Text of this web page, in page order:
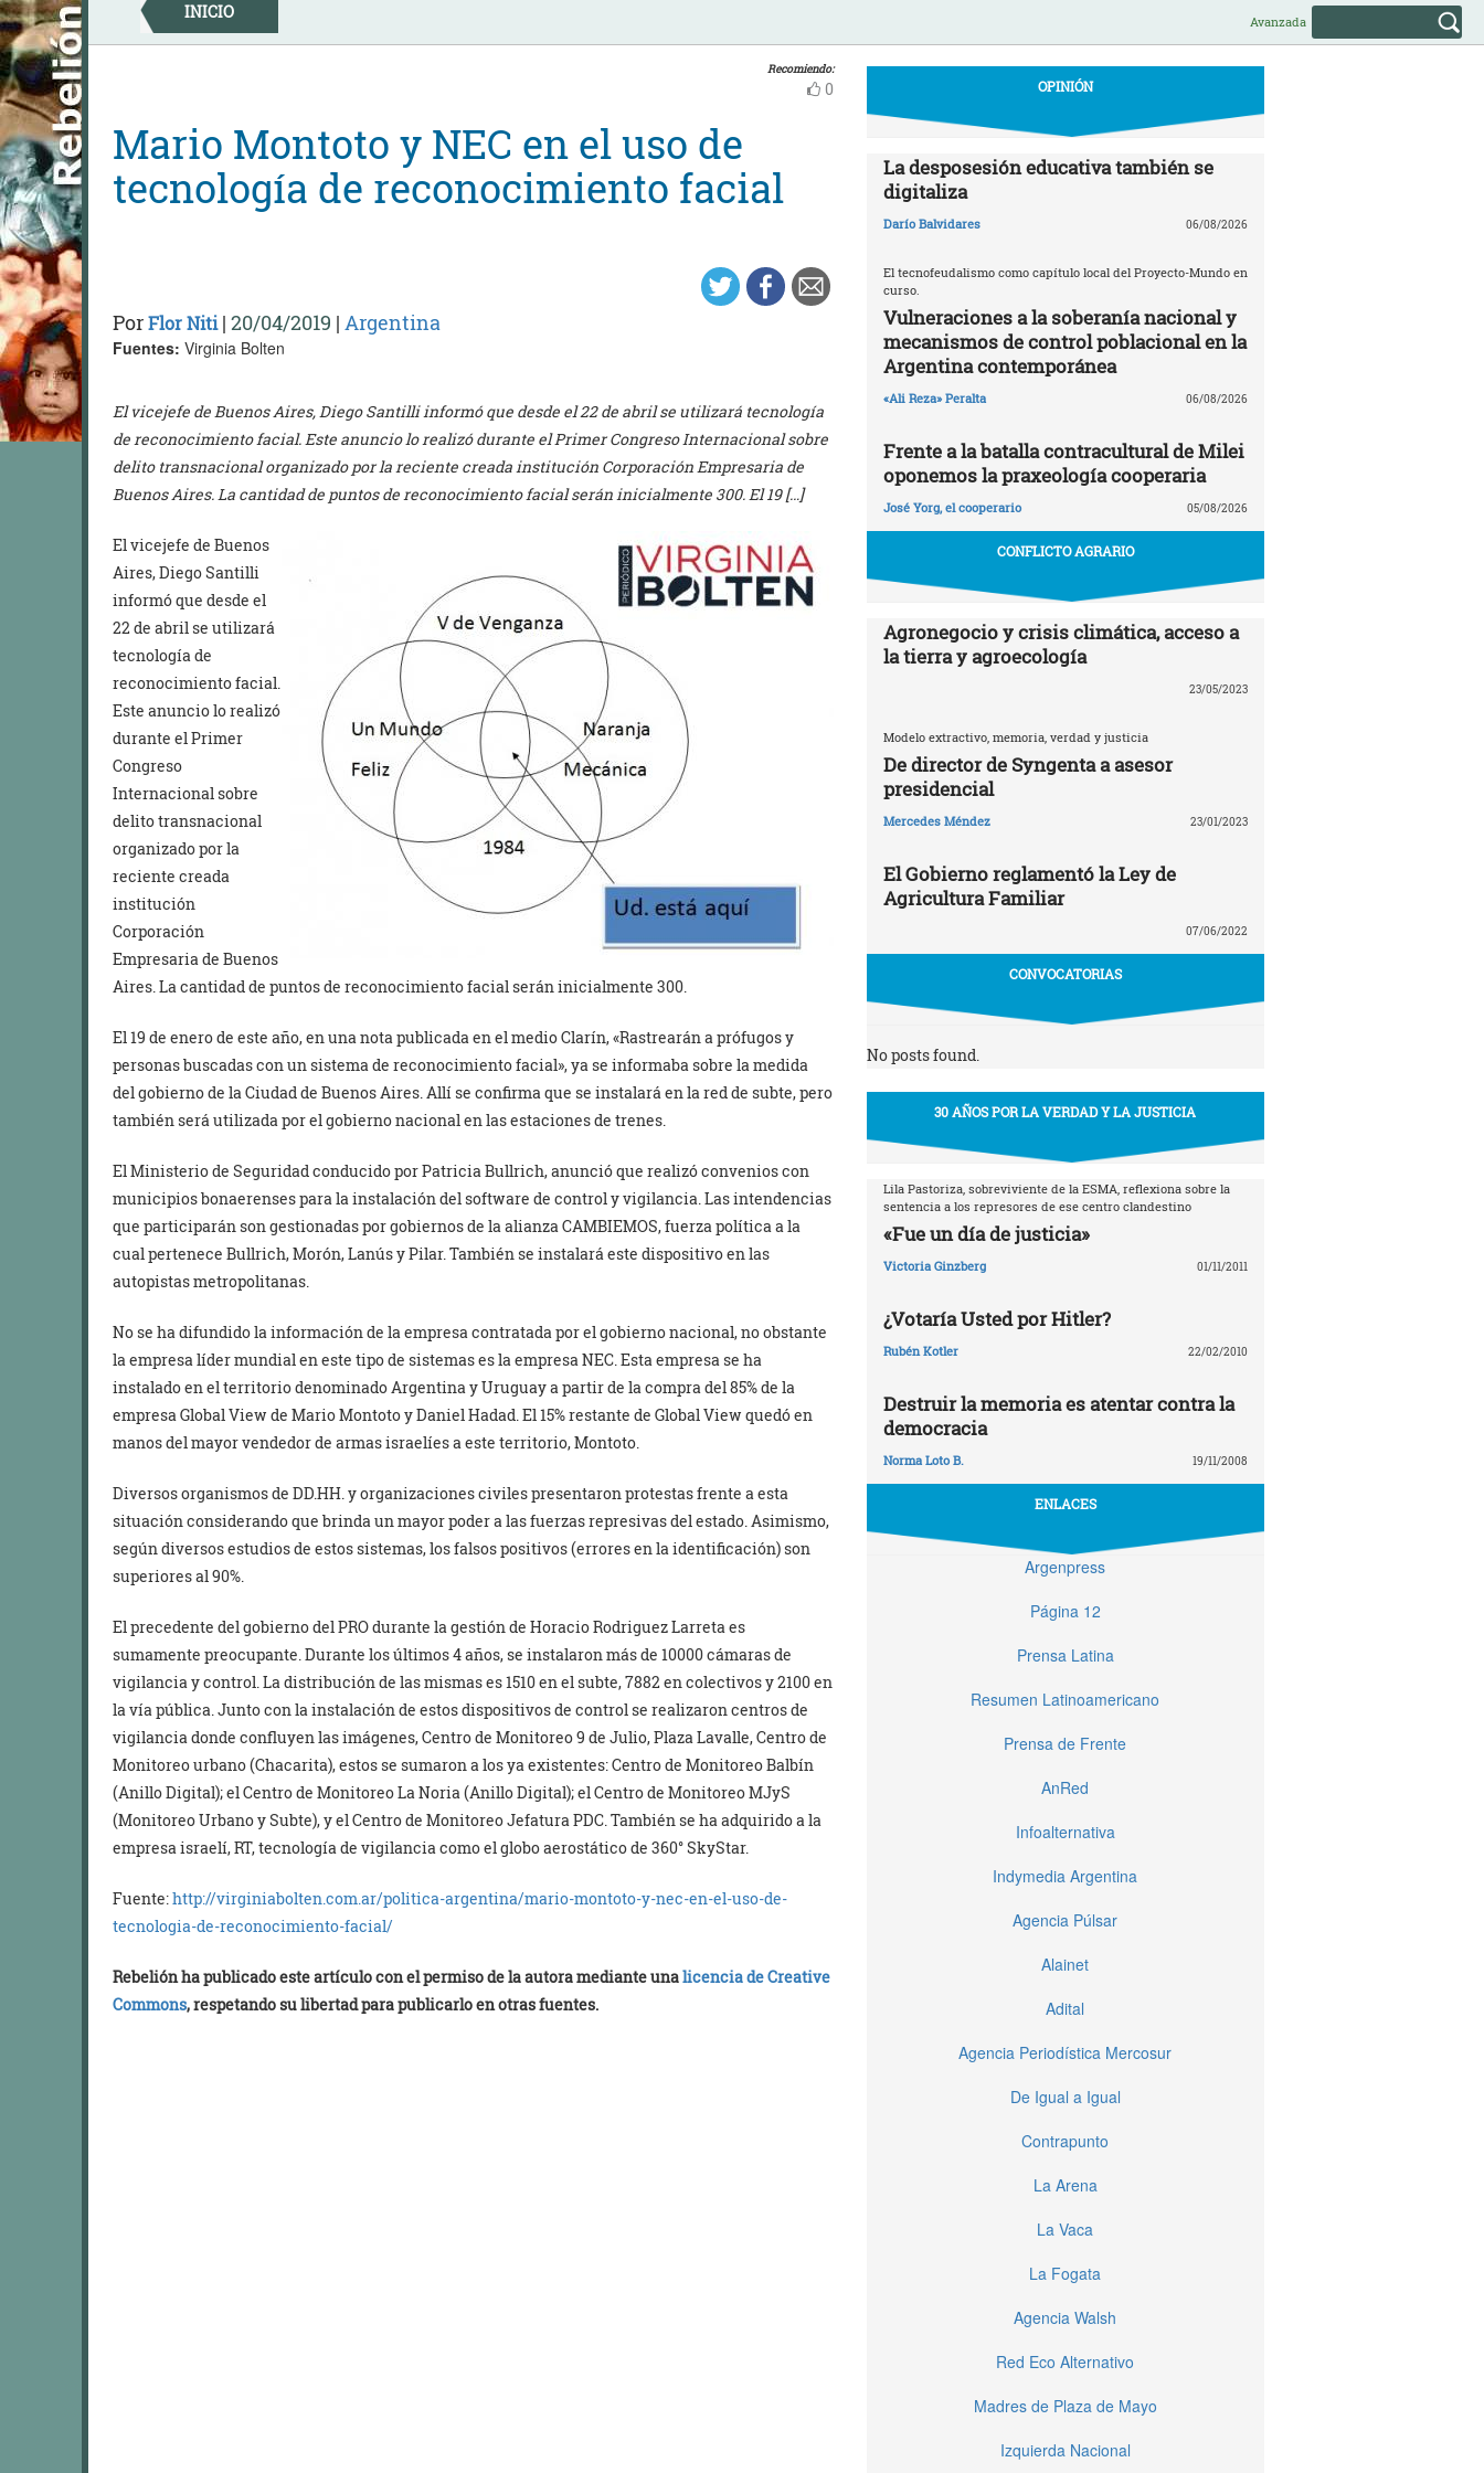
Skip
to
content
INICIO Avanzada
Recomiendo:
0
Mario Montoto y NEC en el uso de
tecnología de reconocimiento facial
PorFlor Niti| 20/04/2019 | Argentina
Fuentes: Virginia Bolten
El vicejefe de Buenos Aires, Diego Santilli informó que desde el 22 de abril se utilizará tecnología
de reconocimiento facial. Este anuncio lo realizó durante el Primer Congreso Internacional sobre
delito transnacional organizado por la reciente creada institución Corporación Empresaria de
Buenos Aires. La cantidad de puntos de reconocimiento facial serán inicialmente 300. El 19 […]
El vicejefe de Buenos
Aires, Diego Santilli
informó que desde el
22 de abril se utilizará
tecnología de
reconocimiento facial.
Este anuncio lo realizó
durante el Primer
Congreso
Internacional sobre
delito transnacional
organizado por la
reciente creada
institución
Corporación
Empresaria de Buenos
Aires. La cantidad de puntos de reconocimiento facial serán inicialmente 300.
El 19 de enero de este año, en una nota publicada en el medio Clarín, «Rastrearán a prófugos y
personas buscadas con un sistema de reconocimiento facial», ya se informaba sobre la medida
del gobierno de la Ciudad de Buenos Aires. Allí se confirma que se instalará en la red de subte, pero
también será utilizada por el gobierno nacional en las estaciones de trenes.
El Ministerio de Seguridad conducido por Patricia Bullrich, anunció que realizó convenios con
municipios bonaerenses para la instalación del software de control y vigilancia. Las intendencias
que participarán son gestionadas por gobiernos de la alianza CAMBIEMOS, fuerza política a la
cual pertenece Bullrich, Morón, Lanús y Pilar. También se instalará este dispositivo en las
autopistas metropolitanas.
No se ha difundido la información de la empresa contratada por el gobierno nacional, no obstante
la empresa líder mundial en este tipo de sistemas es la empresa NEC. Esta empresa se ha
instalado en el territorio denominado Argentina y Uruguay a partir de la compra del 85% de la
empresa Global View de Mario Montoto y Daniel Hadad. El 15% restante de Global View quedó en
manos del mayor vendedor de armas israelíes a este territorio, Montoto.
Diversos organismos de DD.HH. y organizaciones civiles presentaron protestas frente a esta
situación considerando que brinda un mayor poder a las fuerzas represivas del estado. Asimismo,
según diversos estudios de estos sistemas, los falsos positivos (errores en la identificación) son
superiores al 90%.
El precedente del gobierno del PRO durante la gestión de Horacio Rodriguez Larreta es
sumamente preocupante. Durante los últimos 4 años, se instalaron más de 10000 cámaras de
vigilancia y control. La distribución de las mismas es 1510 en el subte, 7882 en colectivos y 2100 en
la vía pública. Junto con la instalación de estos dispositivos de control se realizaron centros de
vigilancia donde confluyen las imágenes, Centro de Monitoreo 9 de Julio, Plaza Lavalle, Centro de
Monitoreo urbano (Chacarita), estos se sumaron a los ya existentes: Centro de Monitoreo Balbín
(Anillo Digital); el Centro de Monitoreo La Noria (Anillo Digital); el Centro de Monitoreo MJyS
(Monitoreo Urbano y Subte), y el Centro de Monitoreo Jefatura PDC. También se ha adquirido a la
empresa israelí, RT, tecnología de vigilancia como el globo aerostático de 360° SkyStar.
Fuente:http://virginiabolten.com.ar/politica-argentina/mario-montoto-y-nec-en-el-uso-de-
tecnologia-de-reconocimiento-facial/
Rebelión ha publicado este artículo con el permiso de la autora mediante unalicencia de Creative
Commons, respetando su libertad para publicarlo en otras fuentes.
OPINIÓN
La desposesión educativa también se
digitaliza
Darío Balvidares 06/08/2026
El tecnofeudalismo como capítulo local del Proyecto-Mundo en
curso.
Vulneraciones a la soberanía nacional y
mecanismos de control poblacional en la
Argentina contemporánea
«Ali Reza» Peralta 06/08/2026
Frente a la batalla contracultural de Milei
oponemos la praxeología cooperaria
José Yorg, el cooperario 05/08/2026
CONFLICTO AGRARIO
Agronegocio y crisis climática, acceso a
la tierra y agroecología
23/05/2023
Modelo extractivo, memoria, verdad y justicia
De director de Syngenta a asesor
presidencial
Mercedes Méndez 23/01/2023
El Gobierno reglamentó la Ley de
Agricultura Familiar
07/06/2022
CONVOCATORIAS
No posts found.
30 AÑOS POR LA VERDAD Y LA JUSTICIA
Lila Pastoriza, sobreviviente de la ESMA, reflexiona sobre la
sentencia a los represores de ese centro clandestino
«Fue un día de justicia»
Victoria Ginzberg 01/11/2011
¿Votaría Usted por Hitler?
Rubén Kotler 22/02/2010
Destruir la memoria es atentar contra la
democracia
Norma Loto B. 19/11/2008
ENLACES
Argenpress
Página 12
Prensa Latina
Resumen Latinoamericano
Prensa de Frente
AnRed
Infoalternativa
Indymedia Argentina
Agencia Púlsar
Alainet
Adital
Agencia Periodística Mercosur
De Igual a Igual
Contrapunto
La Arena
La Vaca
La Fogata
Agencia Walsh
Red Eco Alternativo
Madres de Plaza de Mayo
Izquierda Nacional